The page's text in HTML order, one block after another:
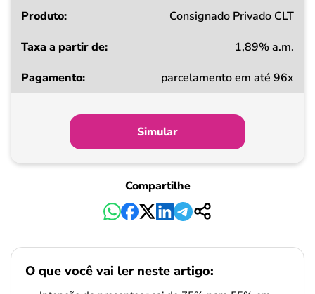
Consignado Privado CLT
1,89% a.m.
parcelamento em até 96x
Simular
Compartilhe
O que você vai ler neste artigo: